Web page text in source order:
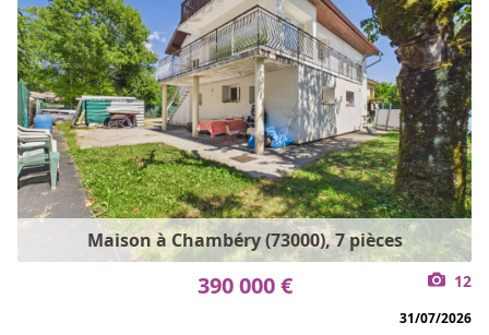
Maison à Chambéry (73000), 7 pièces
390 000 € 12
31/07/2026